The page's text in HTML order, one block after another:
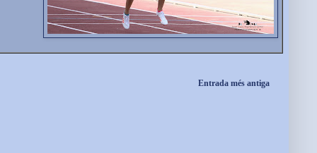
Entrada més antiga